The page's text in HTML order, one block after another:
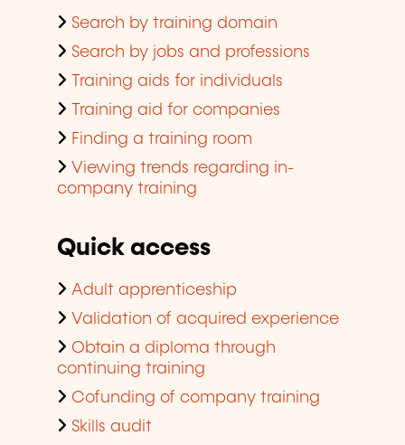
Search by training domain
Search by jobs and professions
Training aids for individuals
Training aid for companies
Finding a training room
Viewing trends regarding in-
company training
Quick access
Adult apprenticeship
Validation of acquired experience
Obtain a diploma through
continuing training
Cofunding of company training
Skills audit